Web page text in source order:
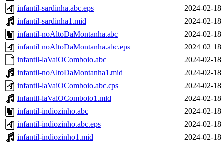
infantil-sardinha.abc.eps
2024-02-18
infantil-sardinha1.mid
2024-02-18
infantil-noAltoDaMontanha.abc
2024-02-18
infantil-noAltoDaMontanha.abc.eps
2024-02-18
infantil-laVaiOComboio.abc
2024-02-18
infantil-noAltoDaMontanha1.mid
2024-02-18
infantil-laVaiOComboio.abc.eps
2024-02-18
infantil-laVaiOComboio1.mid
2024-02-18
infantil-indiozinho.abc
2024-02-18
infantil-indiozinho.abc.eps
2024-02-18
infantil-indiozinho1.mid
2024-02-18